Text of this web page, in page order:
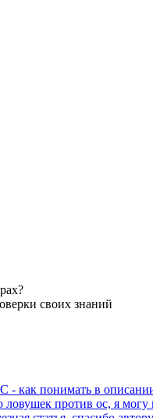
своих знаний
как понимать в описании
ловушек против ос, я могу